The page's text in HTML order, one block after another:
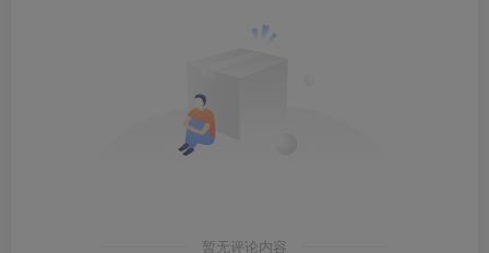
暂无评论内容